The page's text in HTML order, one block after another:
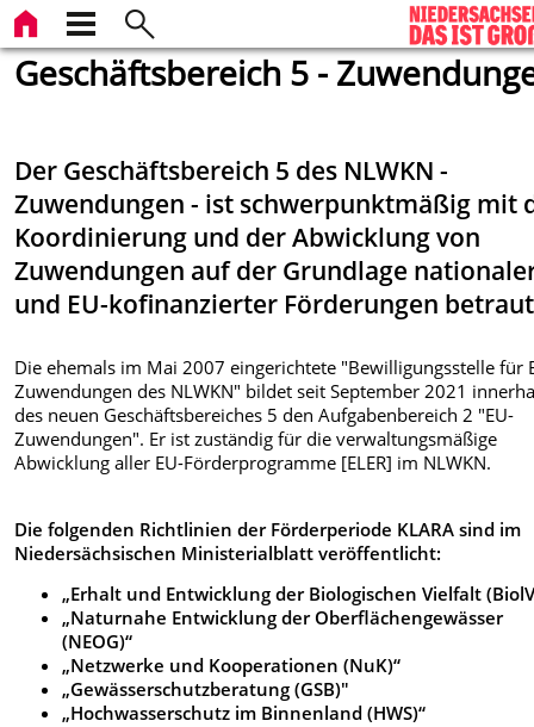
Geschäftsbereich 5 -
Der Geschäftsbereich 5 des NLWKN -
Zuwendungen - ist schwerpunktmäßig mit
Koordinierung und der Abwicklung von
Zuwendungen auf der Grundlage
und EU-kofinanzierter Förderungen
Die ehemals im Mai 2007 eingerichtete "Bewilligungsstelle für
Zuwendungen des NLWKN" bildet seit September 2021
des neuen Geschäftsbereiches 5 den Aufgabenbereich 2 "EU-
Zuwendungen". Er ist zuständig für die verwaltungsmäßige
Abwicklung aller EU-Förderprogramme [ELER] im NLWKN.
Die folgenden Richtlinien der Förderperiode KLARA sind im
Niedersächsischen Ministerialblatt veröffentlicht:
„Erhalt und Entwicklung der Biologischen Vielfalt
„Naturnahe Entwicklung der Oberflächengewässer
(NEOG)“
„Netzwerke und Kooperationen (NuK)“
„Gewässerschutzberatung (GSB)"
„Hochwasserschutz im Binnenland (HWS)“